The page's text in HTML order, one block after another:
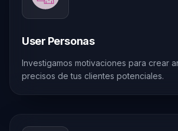
User Personas
Investigamos motivaciones para crear
precisos de tus clientes potenciales.